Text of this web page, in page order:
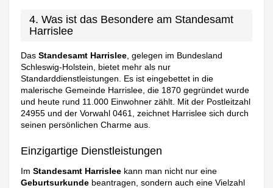
4. Was ist das Besondere am Standesamt
Harrislee
DasStandesamt Harrislee, gelegen im Bundesland
Schleswig-Holstein, bietet mehr als nur
Standarddienstleistungen. Es ist eingebettet in die
malerische Gemeinde Harrislee, die 1870 gegründet wurde
und heute rund 11.000 Einwohner zählt. Mit der Postleitzahl
24955 und der Vorwahl 0461, zeichnet Harrislee sich durch
seinen persönlichen Charme aus.
Einzigartige Dienstleistungen
ImStandesamt Harrislee kann man nicht nur eine
Geburtsurkunde beantragen, sondern auch eine Vielzahl